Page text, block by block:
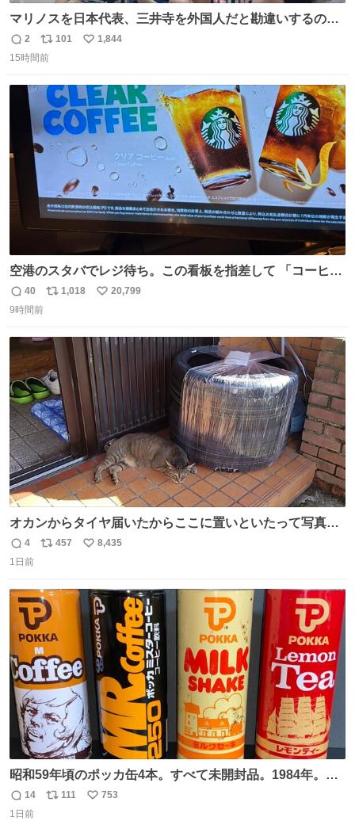
マリノスを日本代表、三井寺を外国人だと勘違いするのお
もろくて爽
返
信
2
リ
ポ
ト
数
101
い
数
1,844
15時間前
空港のスタバでレジ待ち。この看板を指差して 「コーヒー
苦手な人コーヒー飲まないよ！」て叫び続けてる子供いて
吹き出しそうwお母さんお疲れ様です。
返
信
40
リ
ト
数
1,018
い
数
20,799
9時間前
オカンからタイヤ届いたからここに置いといたって写真送
られてきたけど明らかに猫が邪魔くさそうな顔してて草
返
信
4
リ
ト
数
457
い
数
8,435
1日前
昭和59年頃のポッカ缶4本。すべて未開封品。1984年。P
マーク。昭和レトロ！
返
信
14
リ
111
い
753
1日前